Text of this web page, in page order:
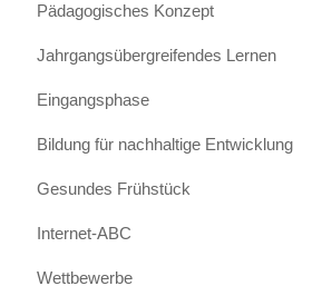
Pädagogisches Konzept
Jahrgangsübergreifendes Lernen
Eingangsphase
Bildung für nachhaltige Entwicklung
Gesundes Frühstück
Internet-ABC
Wettbewerbe